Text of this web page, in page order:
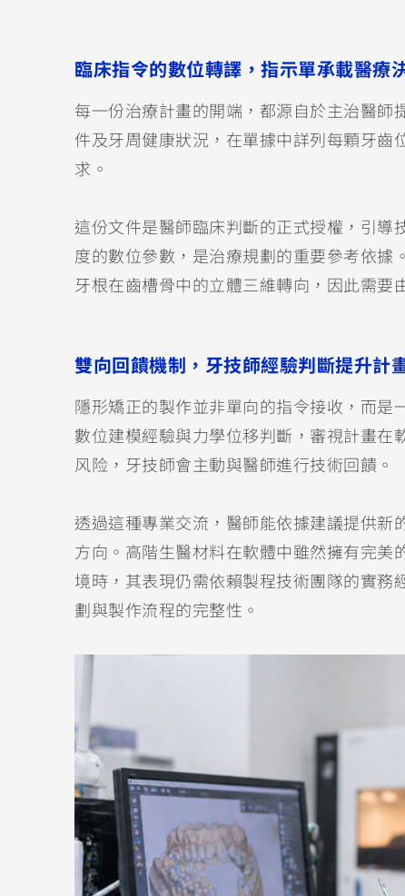
臨床指令的數位轉譯，指示單承載醫療
每一份治療計畫的開端，都源自於主治醫師
件及牙周健康狀況，在單據中詳列每顆牙齒
求。
這份文件是醫師臨床判斷的正式授權，引導
度的數位參數，是治療規劃的重要參考依據
牙根在齒槽骨中的立體三維轉向，因此需要
雙向回饋機制，牙技師經驗判斷提升計
隱形矯正的製作並非單向的指令接收，而
數位建模經驗與力學位移判斷，審視計畫在
风险，牙技師會主動與醫師進行技術回饋。
透過這種專業交流，醫師能依據建議提供新
方向。高階生醫材料在軟體中雖然擁有完美
境時，其表現仍需依賴製程技術團隊的實務
劃與製作流程的完整性。